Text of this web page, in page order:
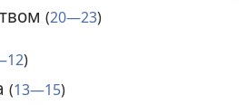
(20—23)
)
(13—15)